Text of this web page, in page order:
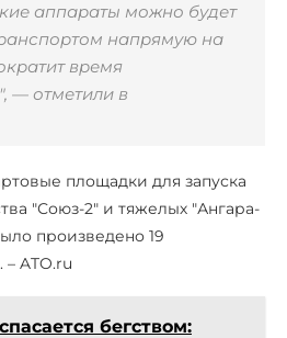
аппараты можно будет
напрямую на
время
— отметили в
площадки для запуска
"Союз-2" и тяжелых "Ангара-
произведено 19
– ATO.ru
бегством: